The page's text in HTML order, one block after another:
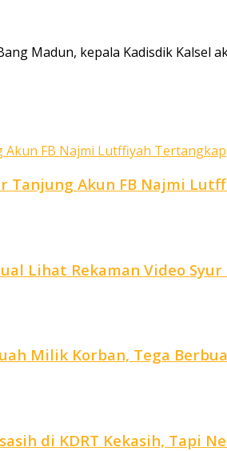
Madun, kepala Kadisdik Kalsel
Tanjung Akun FB Najmi
Lihat Rekaman Video
Milik Korban, Tega
di KDRT Kekasih, Tapi